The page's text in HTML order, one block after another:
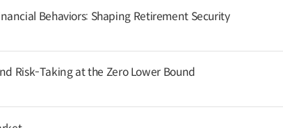
Behaviors: Shaping Retirement Security
Risk-Taking at the Zero Lower Bound